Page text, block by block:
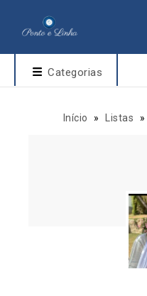
Categorias
Início » Listas »